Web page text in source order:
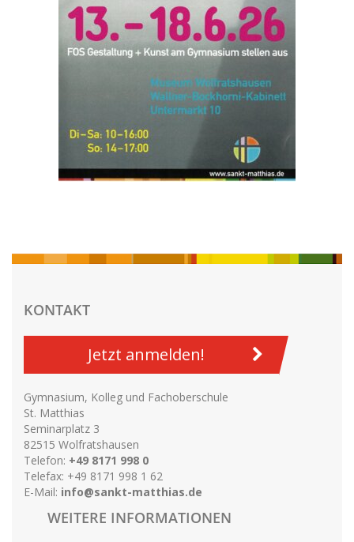
KONTAKT
Jetzt anmelden!
Gymnasium, Kolleg und Fachoberschule
St. Matthias
Seminarplatz 3
82515 Wolfratshausen
Telefon: +49 8171 998 0
Telefax: +49 8171 998 1 62
E-Mail: info@sankt-matthias.de
WEITERE INFORMATIONEN